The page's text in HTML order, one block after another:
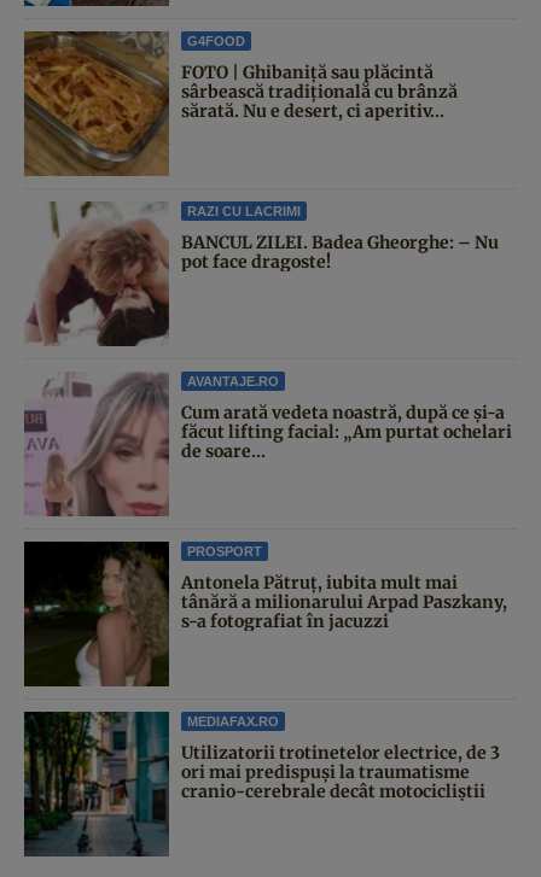
G4FOOD
FOTO | Ghibaniță sau plăcintă
sârbească tradițională cu brânză
sărată. Nu e desert, ci aperitiv...
RAZI CU LACRIMI
BANCUL ZILEI. Badea Gheorghe: – Nu
pot face dragoste!
AVANTAJE.RO
Cum arată vedeta noastră, după ce și-a
făcut lifting facial: „Am purtat ochelari
de soare...
PROSPORT
Antonela Pătruț, iubita mult mai
tânără a milionarului Arpad Paszkany,
s-a fotografiat în jacuzzi
MEDIAFAX.RO
Utilizatorii trotinetelor electrice, de 3
ori mai predispuși la traumatisme
cranio-cerebrale decât motocicliștii